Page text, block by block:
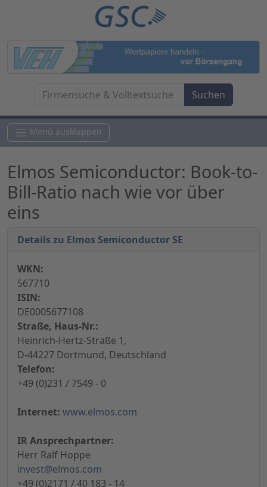
Menü ausklappen
Elmos Semiconductor: Book-to-
Bill-Ratio nach wie vor über
eins
Details zu Elmos Semiconductor SE
WKN:
567710
ISIN:
DE0005677108
Straße, Haus-Nr.:
Heinrich-Hertz-Straße 1,
D-44227 Dortmund, Deutschland
Telefon:
+49 (0)231 / 7549 - 0
Internet: www.elmos.com
IR Ansprechpartner:
Herr Ralf Hoppe
invest@elmos.com
+49 (0)2171 / 40 183 - 14